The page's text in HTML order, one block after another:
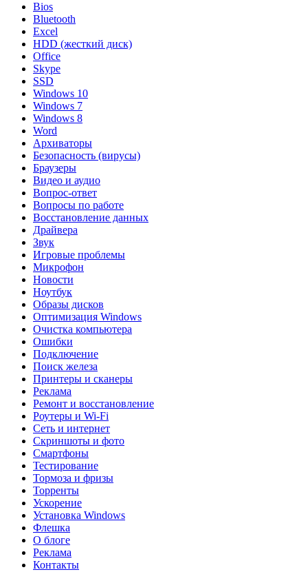
Bios
Bluetooth
Excel
HDD (жесткий диск)
Office
Skype
SSD
Windows 10
Windows 7
Windows 8
Word
Архиваторы
Безопасность (вирусы)
Браузеры
Видео и аудио
Вопрос-ответ
Вопросы по работе
Восстановление данных
Драйвера
Звук
Игровые проблемы
Микрофон
Новости
Ноутбук
Образы дисков
Оптимизация Windows
Очистка компьютера
Ошибки
Подключение
Поиск железа
Принтеры и сканеры
Реклама
Ремонт и восстановление
Роутеры и Wi-Fi
Сеть и интернет
Скриншоты и фото
Смартфоны
Тестирование
Тормоза и фризы
Торренты
Ускорение
Установка Windows
Флешка
О блоге
Реклама
Контакты